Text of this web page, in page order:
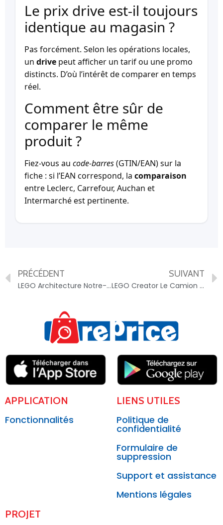
Le prix drive est-il toujours
identique au magasin ?
Pas forcément. Selon les opérations locales,
un drive peut afficher un tarif ou une promo
distincts. D’où l’intérêt de comparer en temps
réel.
Comment être sûr de
comparer le même
produit ?
Fiez-vous au code-barres(GTIN/EAN) sur la
fiche : si l’EAN correspond, la comparaison
entre Leclerc, Carrefour, Auchan et
Intermarché est pertinente.
PRÉCÉDENT
LEGO Architecture Notre-Dame de Paris 21061 LEGO – 5702017582412
SUIVANT
LEGO Creator Le Camion Remorque avec Hélicoptère 31146 LEGO – 5702017567402
APPLICATION
Fonctionnalités
LIENS UTILES
Politique de
confidentialité
Formulaire de
suppression
Support et assistance
Mentions légales
PROJET